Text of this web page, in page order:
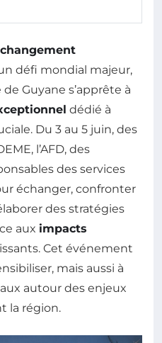
changement
défi mondial majeur,
Guyane s’apprête à
dédié à
Du 3 au 5 juin, des
l’AFD, des
des services
échanger, confronter
des stratégies
aux impacts
Cet événement
mais aussi à
autour des enjeux
la région.